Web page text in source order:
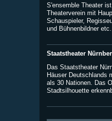
S'ensemble Theater
Theaterverein mit
Schauspieler,
und Bühnenbildner
Staatstheater
Das Staatstheater
Häuser Deutschlands
als 30 Nationen. Das
Stadtsilhouette